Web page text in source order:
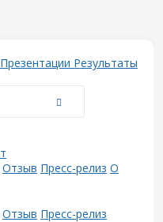
Презентации Результаты
Отзыв Пресс-релиз О
Отзыв Пресс-релиз